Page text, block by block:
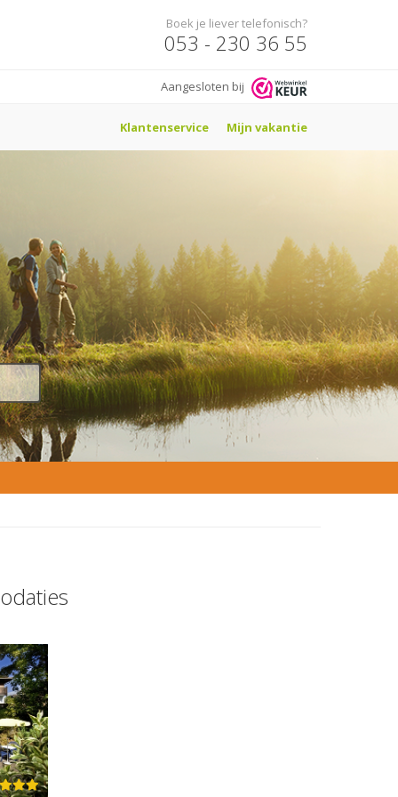
Boek je liever telefonisch?
053 - 230 36 55
Aangesloten bij
Klantenservice Mijn vakantie